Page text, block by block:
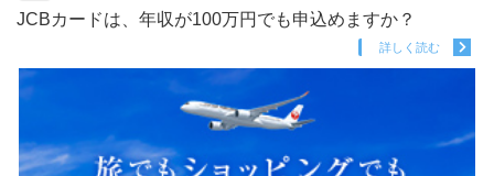
JCBカードは、年収が100万円でも申込めますか？
詳しく読む